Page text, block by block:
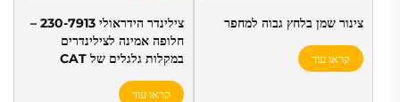
צינור שמן בלחץ גבוה למחפר
קראו עוד
צילינדר הידראולי 230-7913 –
חלופה אמינה לצילינדרים
במקלות גלגלים של CAT
קראו עוד